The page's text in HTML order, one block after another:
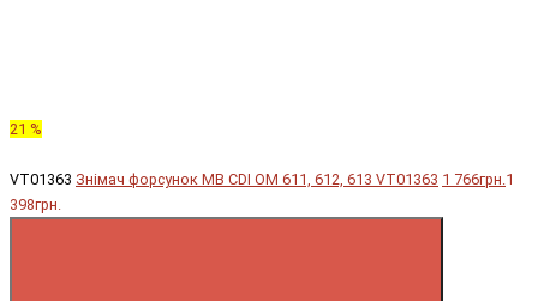
21 %
VT01363 Знімач форсунок MB CDI OM 611, 612, 613 VT01363 1 766грн.1
398грн.